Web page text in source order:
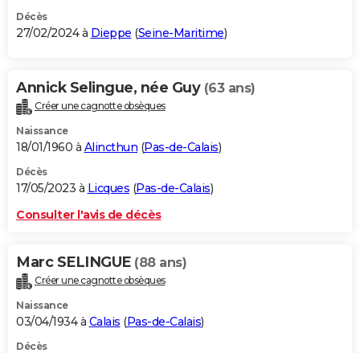
Décès
27/02/2024 à Dieppe (Seine-Maritime)
Annick Selingue, née Guy (63 ans)
Créer une cagnotte obsèques
Naissance
18/01/1960 à Alincthun (Pas-de-Calais)
Décès
17/05/2023 à Licques (Pas-de-Calais)
Consulter l'avis de décès
Marc SELINGUE (88 ans)
Créer une cagnotte obsèques
Naissance
03/04/1934 à Calais (Pas-de-Calais)
Décès